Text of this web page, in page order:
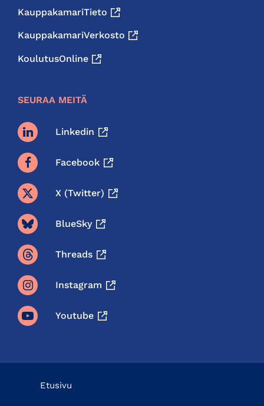
KauppakamariTieto
KauppakamariVerkosto
KoulutusOnline
SEURAA MEITÄ
Linkedin
Facebook
X (twitter)
BlueSky
Threads
Instagram
Youtube
Etusivu